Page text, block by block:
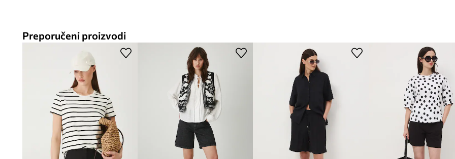
Traper, izrađen od100% pamuka, dobro pristaje uz tijelo i ugodan je na dodir
Kopčanje na patentni zatvarač i gumb
olakšava oblačenje i skidanje, osiguravajući
sigurno kopčanje
Praktični džepovi, bočni i stražnji, omogućuju pohranu sitnica
Efekt ispranostidaje kratkim hlačama moderan, pomalo vintage izgled,
naglašavajući ležeran stil
Modna marka
Preporučeni proizvodi